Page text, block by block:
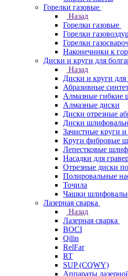
Горелки газовые
Назад
Горелки газовые
Горелки
Горелки
Наконечники к
Диски и круги для
Назад
Диски и круги
Абразивные
Алмазные гибкие
Алмазные диски
Диски отрезные
Диски
Зачистные круги и
Круги фибровые
Лепестковые
Насадки для
Отрезные диски
Полировальные
Точила
Чашки
Лазерная сварка
Назад
Лазерная сварка
BOCI
Qilin
RelFar
RT
SUP (CQWY)
Аппараты